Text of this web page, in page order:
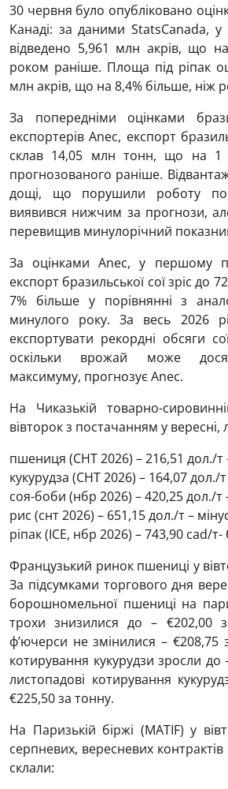
30 червня було опубліковано
Канаді: за даними StatsCanada,
відведено 5,961 млн акрів, що
роком раніше. Площа під ріпак
млн акрів, що на 8,4% більше, ніж
За попередніми оцінками
експортерів Anec, експорт
склав 14,05 млн тонн, що на
прогнозованого раніше.
дощі, що порушили роботу
виявився нижчим за прогнози,
перевищив минулорічний
За оцінками Anec, у першому
експорт бразильської сої зріс до
7% більше у порівнянні з
минулого року. За весь 2026
експортувати рекордні обсяги
оскільки врожай може
максимуму, прогнозує Anec.
На Чиказькій товарно-
вівторок з постачанням у вересні,
пшениця (СНТ 2026) – 216,51 дол./т
кукурудза (СНТ 2026) – 164,07 дол./
соя-боби (нбр 2026) – 420,25 дол./т
рис (снт 2026) – 651,15 дол./т –
ріпак (ICE, нбр 2026) – 743,90 cad/т-
Французький ринок пшениці у
За підсумками торгового дня
борошномельної пшениці на
трохи знизилися до – €202,00
ф’ючерси не змінилися – €208,75
котирування кукурудзи зросли до
листопадові котирування
€225,50 за тонну.
На Паризькій біржі (МАTIF) у
серпневих, вересневих контрактів
склали: